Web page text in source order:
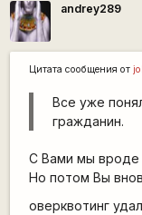
andrey289
Цитата сообщения от
Все уже
гражданин.
С Вами мы вроде
Но потом Вы
оверквотинг